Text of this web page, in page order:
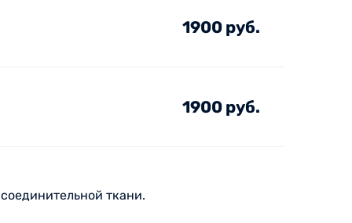
1900 руб.
1900 руб.
ткани.